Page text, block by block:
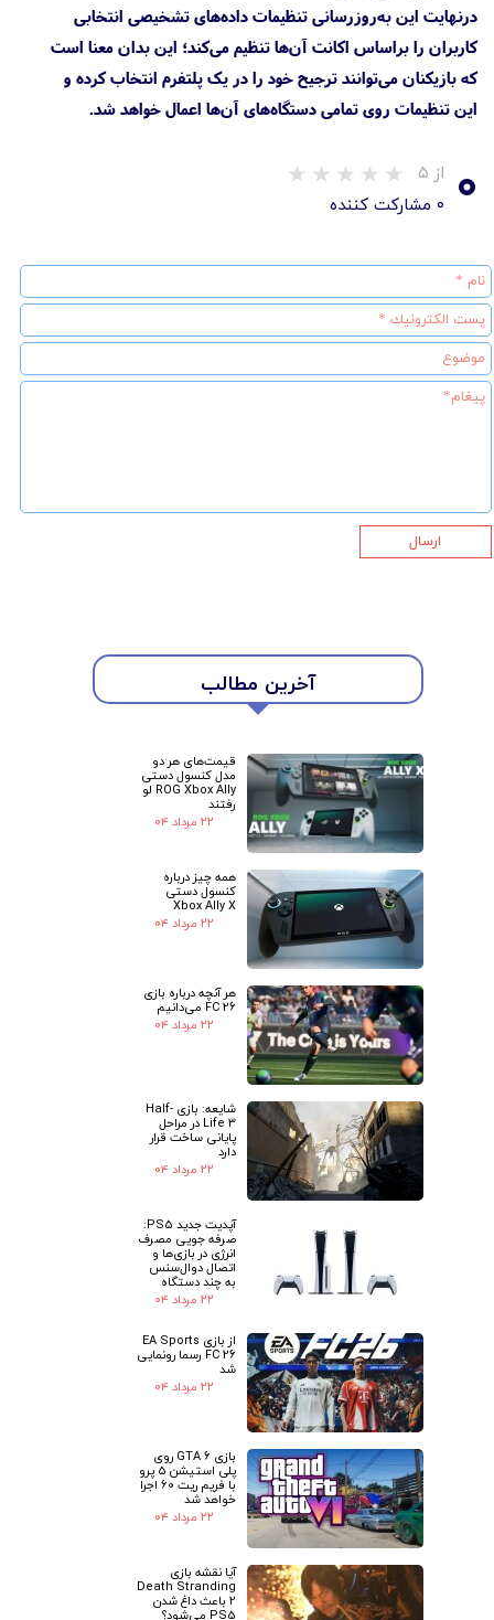
درنهایت این به‌روزرسانی تنظیمات داده‌های تشخیصی انتخابی
کاربران را براساس اکانت آن‌ها تنظیم می‌کند؛ این بدان معنا است
که بازیکنان می‌توانند ترجیح خود را در یک پلتفرم انتخاب کرده و
این تنظیمات روی تمامی دستگاه‌های آن‌ها اعمال خواهد شد.
۰ از ۵
★
۰ مشارکت کننده
آخرین مطالب
قیمت‌های هر دو
مدل کنسول دستی
ROG Xbox Ally لو
رفتند
۲۲ مرداد ۰۴
همه چیز درباره
کنسول دستی
Xbox Ally X
۲۲ مرداد ۰۴
هر آنچه درباره بازی
FC 26 می‌دانیم
۲۲ مرداد ۰۴
شایعه: بازی Half-
Life 3 در مراحل
پایانی ساخت قرار
دارد
۲۲ مرداد ۰۴
آپدیت جدید PS5:
صرفه جویی مصرف
انرژی در بازی‌ها و
اتصال دوال‌سنس
به چند دستگاه
۲۲ مرداد ۰۴
از بازی EA Sports
FC 26 رسما رونمایی
شد
۲۲ مرداد ۰۴
بازی GTA 6 روی
پلی استیشن 5 پرو
با فریم ریت 60 اجرا
خواهد شد
۲۲ مرداد ۰۴
آیا نقشه بازی
Death Stranding
2 باعث داغ شدن
PS5 می‌شود؟
ارسال